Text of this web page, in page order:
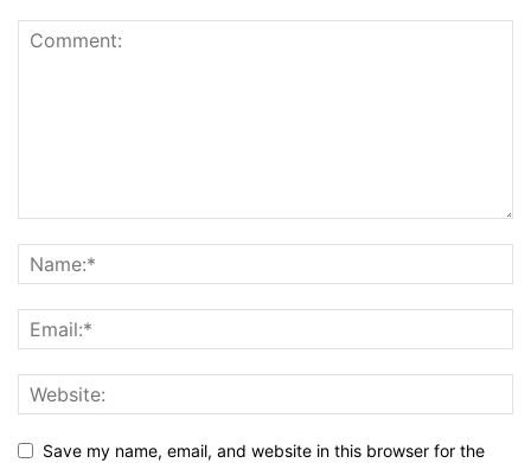
Save my name, email, and website in this browser for the